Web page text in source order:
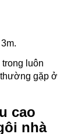
luôn
gặp ở
cao
nhà